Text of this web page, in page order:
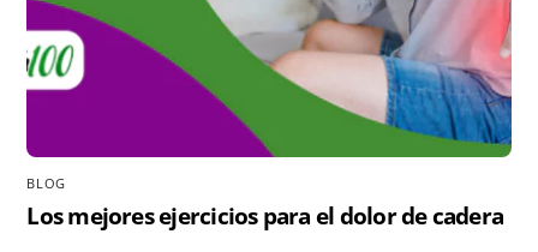
BLOG
Los mejores ejercicios para el dolor de cadera